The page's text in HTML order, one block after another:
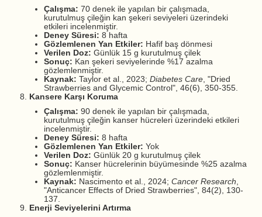
Çalışma: 70 denek ile yapılan bir çalışmada,
kurutulmuş çileğin kan şekeri seviyeleri üzerindeki
etkileri incelenmiştir.
Deney Süresi: 8 hafta
Gözlemlenen Yan Etkiler: Hafif baş dönmesi
Verilen Doz: Günlük 15 g kurutulmuş çilek
Sonuç: Kan şekeri seviyelerinde %17 azalma
gözlemlenmiştir.
Kaynak: Taylor et al., 2023; Diabetes Care, "Dried
Strawberries and Glycemic Control", 46(6), 350-355.
Kansere Karşı Koruma
Çalışma: 90 denek ile yapılan bir çalışmada,
kurutulmuş çileğin kanser hücreleri üzerindeki etkileri
incelenmiştir.
Deney Süresi: 8 hafta
Gözlemlenen Yan Etkiler: Yok
Verilen Doz: Günlük 20 g kurutulmuş çilek
Sonuç: Kanser hücrelerinin büyümesinde %25 azalma
gözlemlenmiştir.
Kaynak: Nascimento et al., 2024; Cancer Research,
"Anticancer Effects of Dried Strawberries", 84(2), 130-
137.
Enerji Seviyelerini Artırma